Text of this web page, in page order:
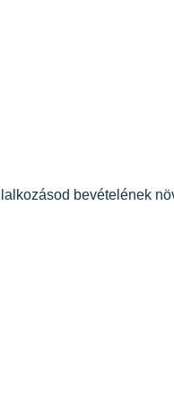
bevételének